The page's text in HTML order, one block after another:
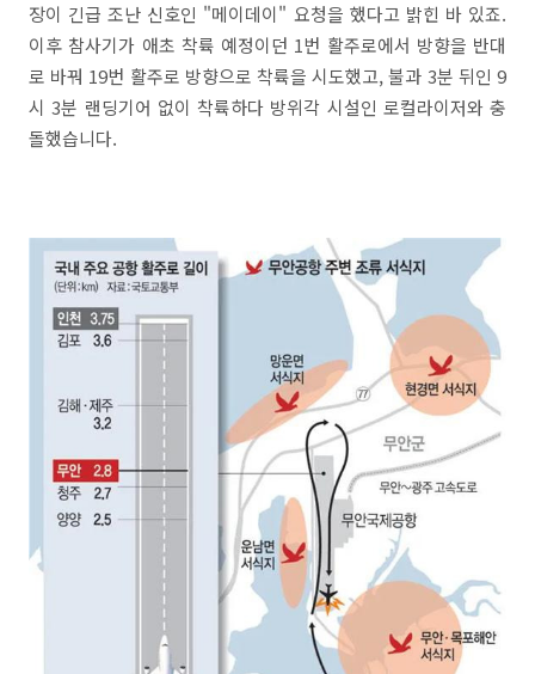
장이 긴급 조난 신호인 "메이데이" 요청을 했다고 밝힌 바 있죠.
이후 참사기가 애초 착륙 예정이던 1번 활주로에서 방향을 반대
로 바꿔 19번 활주로 방향으로 착륙을 시도했고, 불과 3분 뒤인 9
시 3분 랜딩기어 없이 착륙하다 방위각 시설인 로컬라이저와 충
돌했습니다.